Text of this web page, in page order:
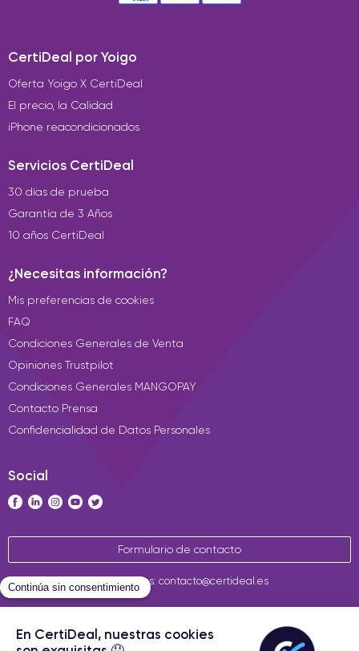
CertiDeal por Yoigo
Oferta Yoigo X CertiDeal
El precio, la Calidad
iPhone reacondicionados
Servicios CertiDeal
30 días de prueba
Garantía de 3 Años
10 años CertiDeal
¿Necesitas información?
Mis preferencias de cookies
FAQ
Condiciones Generales de Venta
Opiniones Trustpilot
Condiciones Generales MANGOPAY
Contacto Prensa
Confidencialidad de Datos Personales
Social
Formulario de contacto
Contáctenos: contacto@certideal.es